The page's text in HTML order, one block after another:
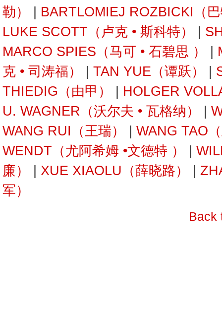
勒）
BARTLOMIEJ ROZBICKI（
LUKE SCOTT（卢克 • 斯科特）
MARCO SPIES（马可 • 石碧思 ）
克 • 司涛福）
TAN YUE（谭跃）
THIEDIG（由甲）
HOLGER
U. WAGNER（沃尔夫 • 瓦格纳）
WANG RUI（王瑞）
WANG TAO
WENDT（尤阿希姆 •文德特 ）
廉）
XUE XIAOLU（薛晓路）
军）
Back